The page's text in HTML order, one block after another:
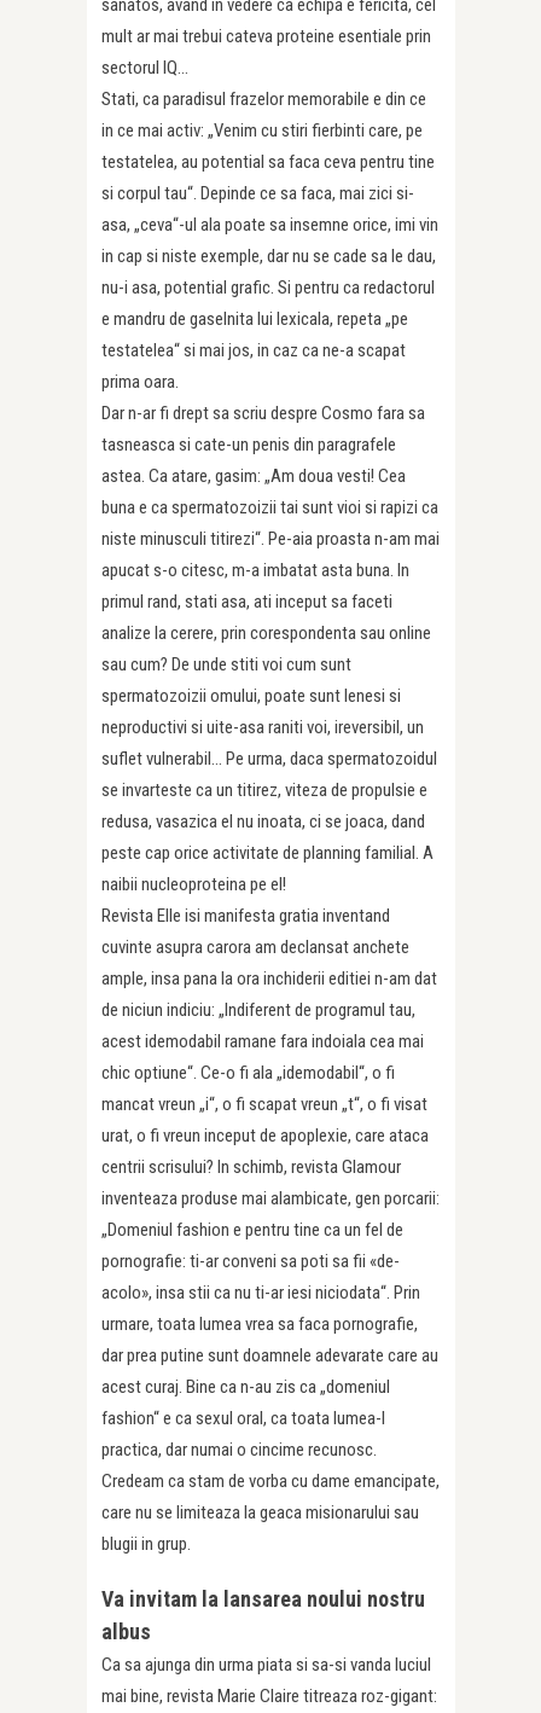
sanatos, avand in vedere ca echipa e fericita, cel
mult ar mai trebui cateva proteine esentiale prin
sectorul IQ…
Stati, ca paradisul frazelor memorabile e din ce
in ce mai activ: „Venim cu stiri fierbinti care, pe
testatelea, au potential sa faca ceva pentru tine
si corpul tau“. Depinde ce sa faca, mai zici si-
asa, „ceva“-ul ala poate sa insemne orice, imi vin
in cap si niste exemple, dar nu se cade sa le dau,
nu-i asa, potential grafic. Si pentru ca redactorul
e mandru de gaselnita lui lexicala, repeta „pe
testatelea“ si mai jos, in caz ca ne-a scapat
prima oara.
Dar n-ar fi drept sa scriu despre Cosmo fara sa
tasneasca si cate-un penis din paragrafele
astea. Ca atare, gasim: „Am doua vesti! Cea
buna e ca spermatozoizii tai sunt vioi si rapizi ca
niste minusculi titirezi“. Pe-aia proasta n-am mai
apucat s-o citesc, m-a imbatat asta buna. In
primul rand, stati asa, ati inceput sa faceti
analize la cerere, prin corespondenta sau online
sau cum? De unde stiti voi cum sunt
spermatozoizii omului, poate sunt lenesi si
neproductivi si uite-asa raniti voi, ireversibil, un
suflet vulnerabil… Pe urma, daca spermatozoidul
se invarteste ca un titirez, viteza de propulsie e
redusa, vasazica el nu inoata, ci se joaca, dand
peste cap orice activitate de planning familial. A
naibii nucleoproteina pe el!
Revista Elle isi manifesta gratia inventand
cuvinte asupra carora am declansat anchete
ample, insa pana la ora inchiderii editiei n-am dat
de niciun indiciu: „Indiferent de programul tau,
acest idemodabil ramane fara indoiala cea mai
chic optiune“. Ce-o fi ala „idemodabil“, o fi
mancat vreun „i“, o fi scapat vreun „t“, o fi visat
urat, o fi vreun inceput de apoplexie, care ataca
centrii scrisului? In schimb, revista Glamour
inventeaza produse mai alambicate, gen porcarii:
„Domeniul fashion e pentru tine ca un fel de
pornografie: ti-ar conveni sa poti sa fii «de-
acolo», insa stii ca nu ti-ar iesi niciodata“. Prin
urmare, toata lumea vrea sa faca pornografie,
dar prea putine sunt doamnele adevarate care au
acest curaj. Bine ca n-au zis ca „domeniul
fashion“ e ca sexul oral, ca toata lumea-l
practica, dar numai o cincime recunosc.
Credeam ca stam de vorba cu dame emancipate,
care nu se limiteaza la geaca misionarului sau
blugii in grup.
Va invitam la lansarea noului nostru
albus
Ca sa ajunga din urma piata si sa-si vanda luciul
mai bine, revista Marie Claire titreaza roz-gigant: